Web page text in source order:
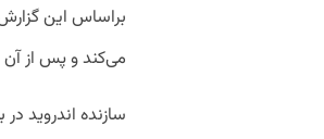
می‌کند و پس از آن در میانه سال ۲۰۲۴
سازنده اندروید